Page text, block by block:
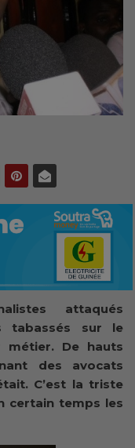
attaqués
tabassés sur le
métier. De hauts
des avocats
C’est la triste
certain temps les